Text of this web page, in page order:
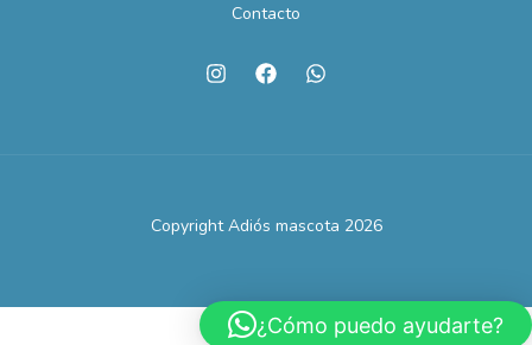
Contacto
Copyright Adiós mascota 2026
¿Cómo puedo ayudarte?